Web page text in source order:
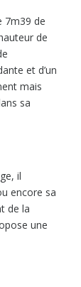
7m39 de
de
et d’un
mais
sa
il
encore sa
de la
une